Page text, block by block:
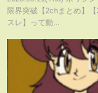
限界突破【2chまとめ】
スレ】って動...